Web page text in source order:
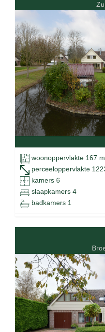
woonoppervlakte 167
perceeloppervlakte
kamers 6
slaapkamers 4
badkamers 1